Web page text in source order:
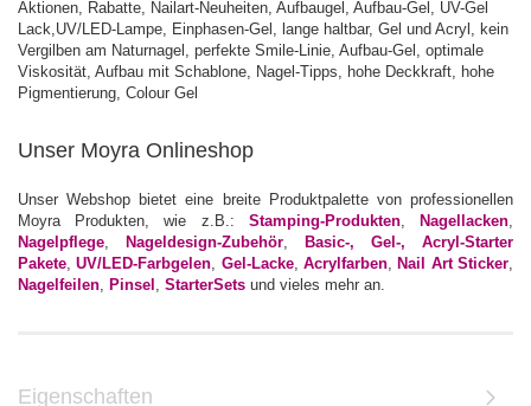
Unser Moyra Onlineshop
Unser Webshop bietet eine breite Produktpalette von professionellen
Moyra Produkten, wie z.B.: Stamping-Produkten, Nagellacken
Nagelpflege
Nageldesign-Zubehör
Basic-, Gel-, Acryl-Starter
Pakete ,UV/LED-Farbgelen Gel-Lacke,Acrylfarben ,Nail Art Sticker
Nagelfeilen Pinsel StarterSets und vieles mehr an.
Eigenschaften